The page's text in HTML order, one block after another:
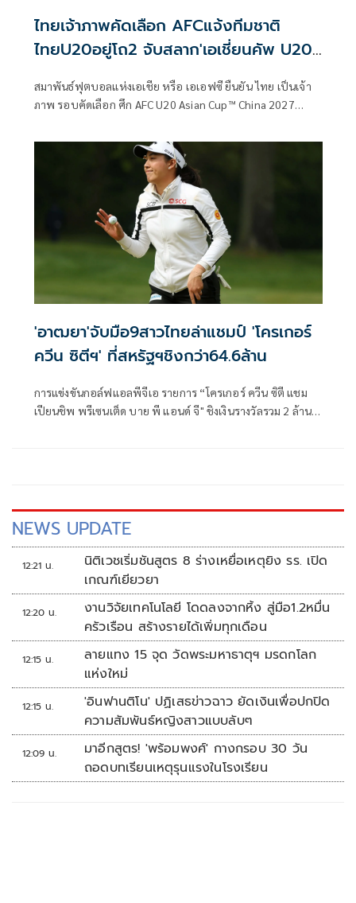
ไทยเจ้าภาพคัดเลือก AFCแจ้งทีมชาติ
ไทยU20อยู่โถ2 จับสลาก'เอเชี่ยนคัพ U20
สมาพันธ์ฟุตบอลแห่งเอเชีย หรือ เอเอฟซี ยืนยัน ไทย เป็นเจ้า
ภาพ รอบคัดเลือก ศึก AFC U20 Asian Cup™ China 2027
กัวลาลัมเปอร์ ประเทศมาเลเซีย ในวันที่ 28 พฤษภาคม 2569
เวลา 14.00 น. ตามเวลาประเทศไทย ถ่ายทอดสด ทาง
Youtube : AFC Asian Cup
'อาฒยา'จับมือ9สาวไทยล่าแชมป์ 'โครเกอร์
ควีน ซิตีฯ' ที่สหรัฐฯชิงกว่า64.6ล้าน
การแข่งขันกอล์ฟแอลพีจีเอ รายการ “โครเกอร์ ควีน ซิตี แชม
เปียนชิพ พรีเซนเต็ด บาย พี แอนด์ จี" ชิงเงินรางวัลรวม 2 ล้าน
NEWS UPDATE
12:21 น.
นิติเวชเริ่มชันสูตร 8 ร่างเหยื่อเหตุยิง รร. เปิด
เกณฑ์เยียวยา
12:20 น.
งานวิจัยเทคโนโลยี โดดลงจากหิ้ง สู่มือ1.2หมื่น
ครัวเรือน สร้างรายได้เพิ่มทุกเดือน
12:15 น.
ลายแทง 15 จุด วัดพระมหาธาตุฯ มรดกโลก
แห่งใหม่
12:15 น.
'อินฟานติโน' ปฏิเสธข่าวฉาว ยัดเงินเพื่อปกปิด
ความสัมพันธ์หญิงสาวแบบลับๆ
12:09 น.
มาอีกสูตร! 'พร้อมพงศ์' กางกรอบ 30 วัน
ถอดบทเรียนเหตุรุนแรงในโรงเรียน